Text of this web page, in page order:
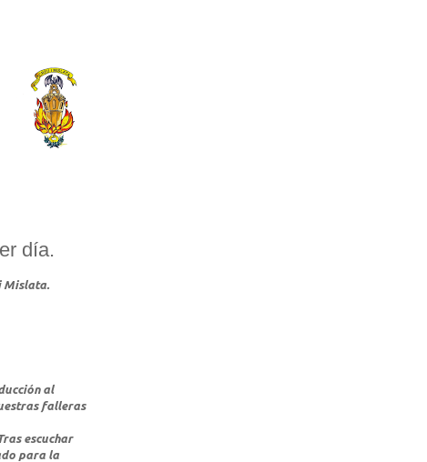
día.
Mislata.
al
falleras
escuchar
para la